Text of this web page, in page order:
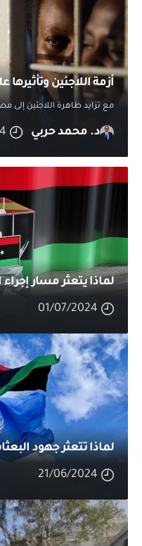
أزمة اللاجئين
مع تزايد ظاهرة اللاجئين
د. محمد حربي
لماذا يتعثر مسار إجراء
01/07/2024
لماذا تتعثر جهود
21/06/2024